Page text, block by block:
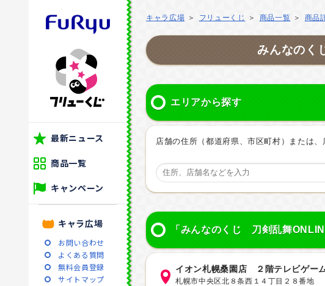
最新ニュース
商品一覧
キャンペーン
キャラ広場
お問い合わせ
よくある質問
無料会員登録
サイトマップ
キャラ広場 フリューくじ 商品一覧 商品
みんなの
エリアから探す
店舗の住所（都道府県、市区町村）または、
「みんなのくじ 刀剣乱舞
イオン札幌桑園店 ２階テレビゲー
札幌市中央区北８条西１４丁目２８番地